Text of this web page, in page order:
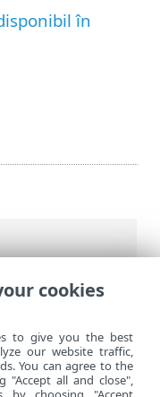
în
cookies
to give you the best
our website traffic,
You can agree to the
"Accept all and close",